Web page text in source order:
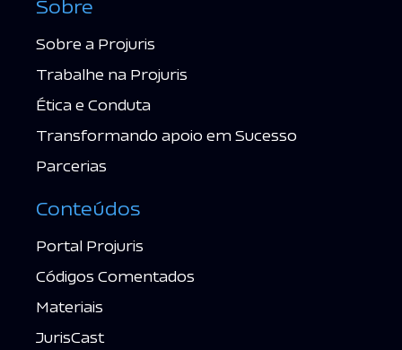
Sobre
Sobre a Projuris
Trabalhe na Projuris
Ética e Conduta
Transformando apoio em Sucesso
Parcerias
Conteúdos
Portal Projuris
Códigos Comentados
Materiais
JurisCast